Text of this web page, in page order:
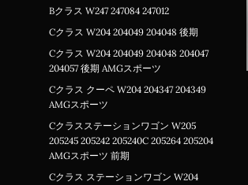
Bクラス W247 247084 247012
Cクラス W204 204049 204048 後期
Cクラス W204 204049 204048 204047
204057 後期 AMGスポーツ
Cクラス クーペ W204 204347 204349
AMGスポーツ
Cクラスステーションワゴン W205
205245 205242 205240C 205264 205204
AMGスポーツ 前期
Cクラス ステーションワゴン W204